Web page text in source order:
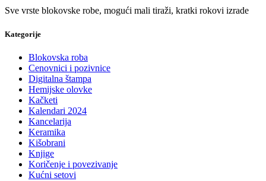
Sve vrste blokovske robe, mogući mali tiraži, kratki rokovi izrade
Kategorije
Blokovska roba
Cenovnici i pozivnice
Digitalna štampa
Hemijske olovke
Kačketi
Kalendari 2024
Kancelarija
Keramika
Kišobrani
Knjige
Koričenje i povezivanje
Kućni setovi